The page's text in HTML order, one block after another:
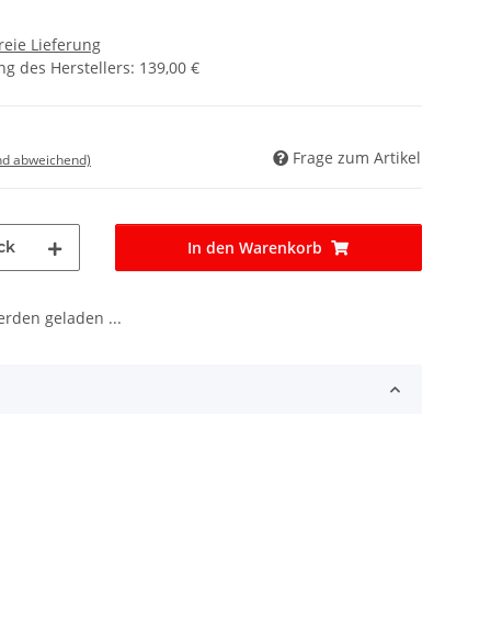
Lieferung
des Herstellers: 139,00 €
abweichend) Frage zum Artikel
In den Warenkorb
geladen ...